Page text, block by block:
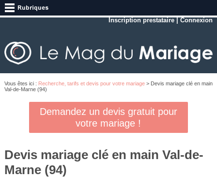
Inscription prestataire |Connexion
Vous êtes ici : Recherche, tarifs et devis pour votre mariage> Devis mariage clé en main
Val-de-Marne (94)
Demandez un devis gratuit pour
votre mariage !
Devis mariage clé en main Val-de-
Marne (94)